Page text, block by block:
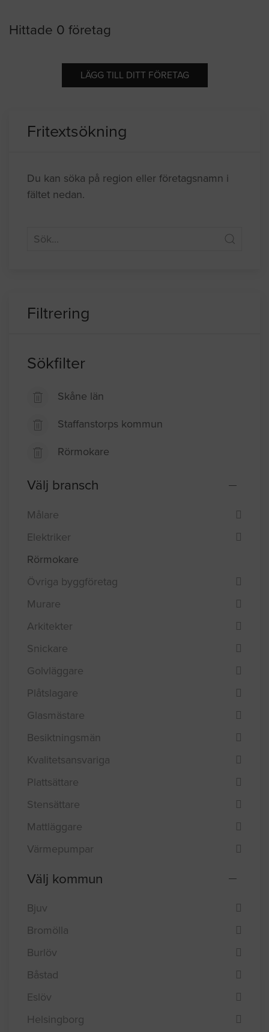
Hittade 0 företag
LÄGG TILL DITT FÖRETAG
Fritextsökning
fältet nedan.
Filtrering
Skåne län
Välj bransch
Målare
Elektriker
Rörmokare
Övriga byggföretag
Murare
Arkitekter
Snickare
Golvläggare
Plåtslagare
Glasmästare
Besiktningsmän
Kvalitetsansvariga
Plattsättare
Stensättare
Mattläggare
Välj kommun
Bjuv
Bromölla
Burlöv
Båstad